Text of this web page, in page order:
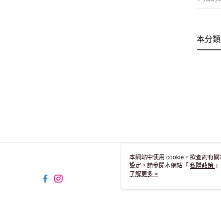
本分
本網站中使用 cookie，欲查詢有
設定，請參閱本網站「 私隱政策
用 cookie。
了解更多 >